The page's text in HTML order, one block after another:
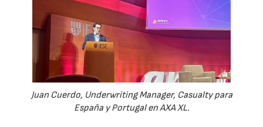
Juan Cuerdo, Underwriting Manager, Casualty para
España y Portugal en AXA XL.